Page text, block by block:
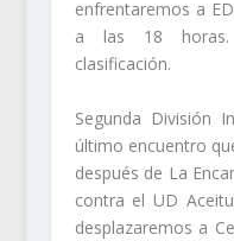
enfrentaremos a
a las 18
clasificación.
Segunda División
último encuentro
después de La
contra el UD
desplazaremos a